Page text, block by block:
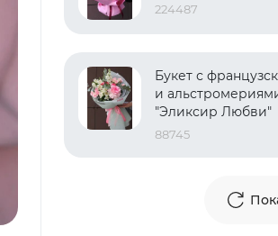
224487
Букет с
и
"Эликсир Любви"
88745